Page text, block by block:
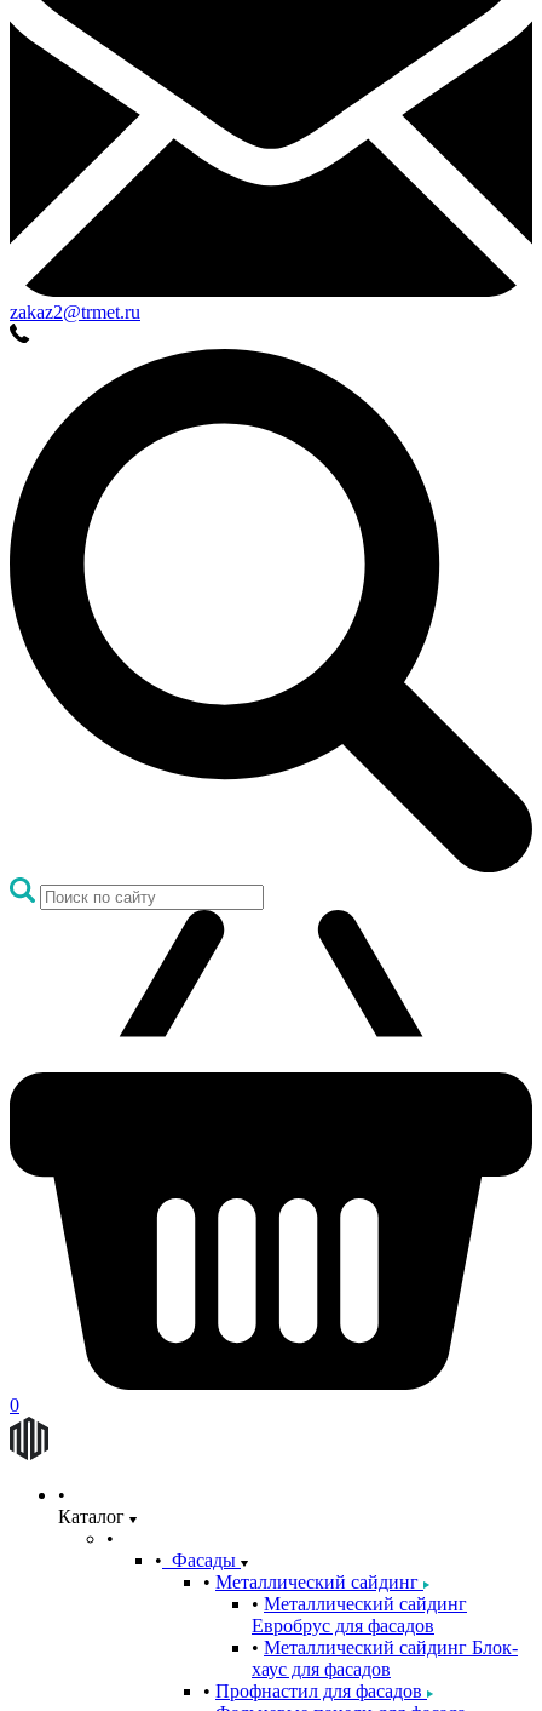
zakaz2@trmet.ru
0
Каталог
Фасады
Металлический сайдинг
Металлический сайдинг
Евробрус для фасадов
Металлический сайдинг Блок-
хаус для фасадов
Профнастил для фасадов